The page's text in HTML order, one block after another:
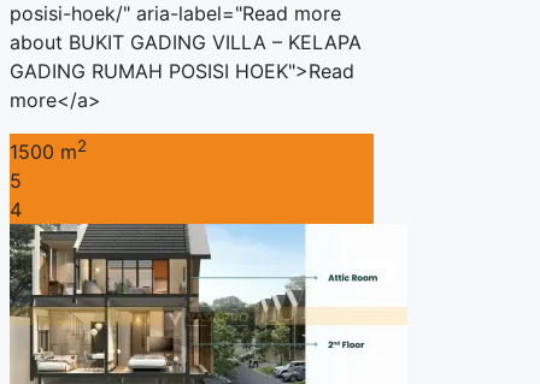
posisi-hoek/" aria-label="Read more
about BUKIT GADING VILLA – KELAPA
GADING RUMAH POSISI HOEK">Read
more</a>
1500 m2
5
4